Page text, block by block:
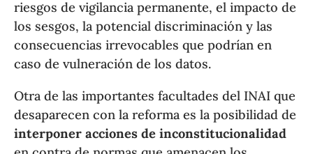
riesgos de vigilancia permanente, el impacto de
los sesgos, la potencial discriminación y las
consecuencias irrevocables que podrían en
caso de vulneración de los datos.
Otra de las importantes facultades del INAI que
desaparecen con la reforma es la posibilidad de
interponer acciones de inconstitucionalidad